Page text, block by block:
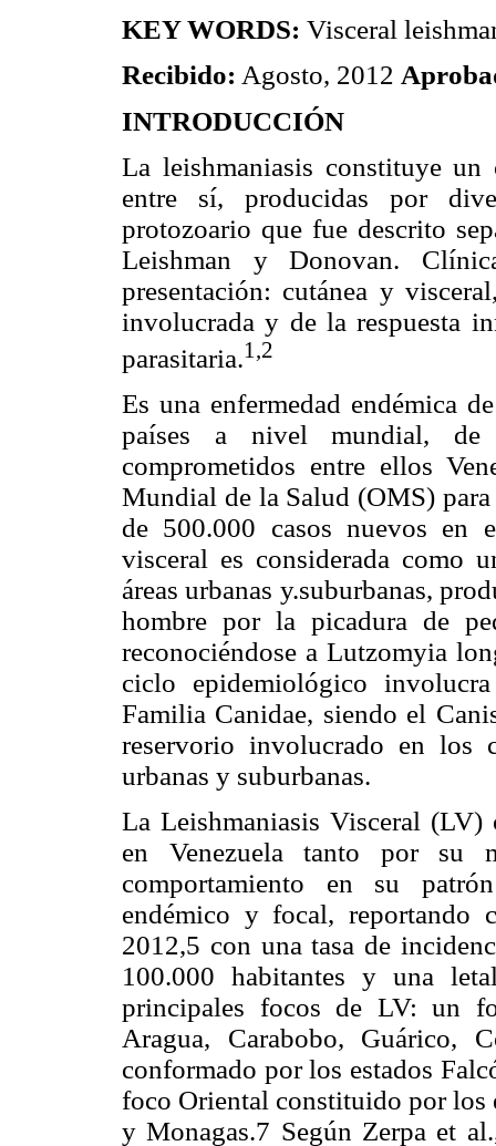
KEY WORDS: Visceral
Recibido: Agosto, 2012
INTRODUCCIÓN
La leishmaniasis constituye un
entre sí, producidas por
protozoario que fue descrito
Leishman y Donovan.
presentación: cutánea y
involucrada y de la respuesta
parasitaria.1,2
Es una enfermedad endémica
países a nivel mundial, de
comprometidos entre ellos
Mundial de la Salud (OMS)
de 500.000 casos nuevos en
visceral es considerada como
áreas urbanas y.suburbanas,
hombre por la picadura de
reconociéndose a Lutzomyia
ciclo epidemiológico
Familia Canidae, siendo el
reservorio involucrado en los
urbanas y suburbanas.
La Leishmaniasis Visceral
en Venezuela tanto por su
comportamiento en su
endémico y focal, reportando
2012,5 con una tasa de
100.000 habitantes y una
principales focos de LV: un
Aragua, Carabobo, Guárico,
conformado por los estados
foco Oriental constituido por los
y Monagas.7 Según Zerpa et